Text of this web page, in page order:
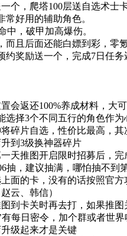
个，爬塔100层送自选术士
常好用的辅助角色。
中，破甲加高爆伤。
而且后面还能白嫖到彩，零氪
约奖励送一个，完成7日任
会返还100%养成材料 ，大
选择3个不同五行的角色作为
碎片自选 ，性价比最高，其
到3级换神器碎片
天推图开启限时招募后，
抽 ，建议抽满，哪怕抽不到
面的卡，没有的话按照官方
云、韩信）
到卡关时再去打，如果推
有每日密令 ，加个群或者世
级起来才是关键